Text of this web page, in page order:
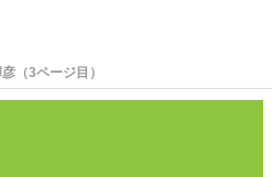
（3ページ目）